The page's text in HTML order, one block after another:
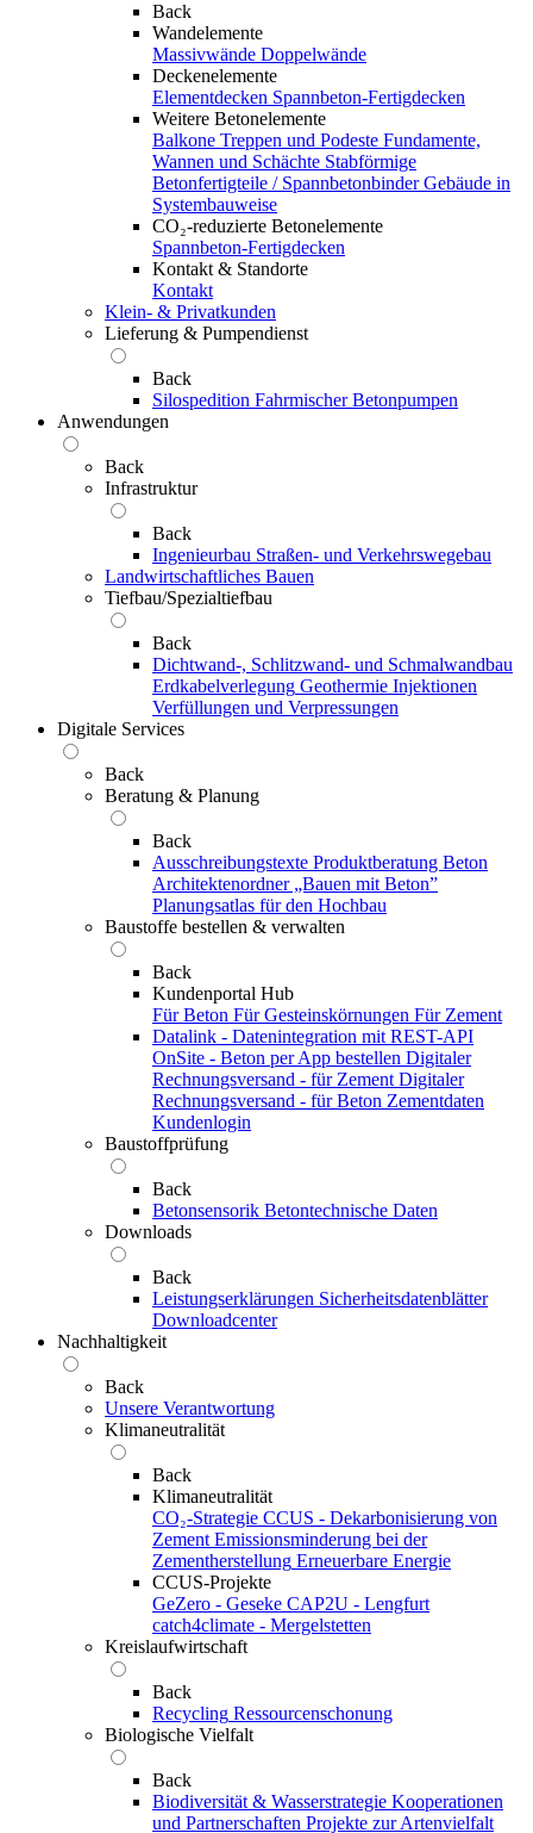
Back
Wandelemente
Massivwände Doppelwände
Deckenelemente
Elementdecken Spannbeton-Fertigdecken
Weitere Betonelemente
Balkone Treppen und Podeste Fundamente,
Wannen und Schächte Stabförmige
Betonfertigteile / Spannbetonbinder Gebäude in
Systembauweise
CO₂-reduzierte Betonelemente
Spannbeton-Fertigdecken
Kontakt & Standorte
Kontakt
Klein- & Privatkunden
Lieferung & Pumpendienst
Back
Silospedition Fahrmischer Betonpumpen
Anwendungen
Back
Infrastruktur
Back
Ingenieurbau Straßen- und Verkehrswegebau
Landwirtschaftliches Bauen
Tiefbau/Spezialtiefbau
Back
Dichtwand-, Schlitzwand- und Schmalwandbau
Erdkabelverlegung Geothermie Injektionen
Verfüllungen und Verpressungen
Digitale Services
Back
Beratung & Planung
Back
Ausschreibungstexte Produktberatung Beton
Architektenordner „Bauen mit Beton”
Planungsatlas für den Hochbau
Baustoffe bestellen & verwalten
Back
Kundenportal Hub
Für Beton Für Gesteinskörnungen Für Zement
Datalink - Datenintegration mit REST-API
OnSite - Beton per App bestellen Digitaler
Rechnungsversand - für Zement Digitaler
Rechnungsversand - für Beton Zementdaten
Kundenlogin
Baustoffprüfung
Back
Betonsensorik Betontechnische Daten
Downloads
Back
Leistungserklärungen Sicherheitsdatenblätter
Downloadcenter
Nachhaltigkeit
Back
Unsere Verantwortung
Klimaneutralität
Back
Klimaneutralität
CO₂-Strategie CCUS - Dekarbonisierung von
Zement Emissionsminderung bei der
Zementherstellung Erneuerbare Energie
CCUS-Projekte
GeZero - Geseke CAP2U - Lengfurt
catch4climate - Mergelstetten
Kreislaufwirtschaft
Back
Recycling Ressourcenschonung
Biologische Vielfalt
Back
Biodiversität & Wasserstrategie Kooperationen
und Partnerschaften Projekte zur Artenvielfalt